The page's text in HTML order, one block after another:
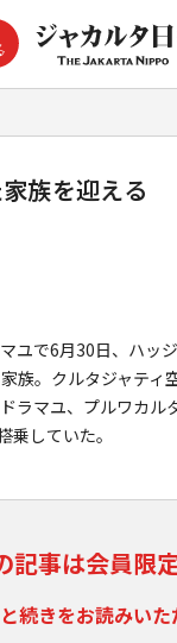
族を迎える
ユで6月30日、ハッ
族。クルタジャティ
ラマユ、プルワカル
乗していた。
記事は会員限
続きをお読みいた